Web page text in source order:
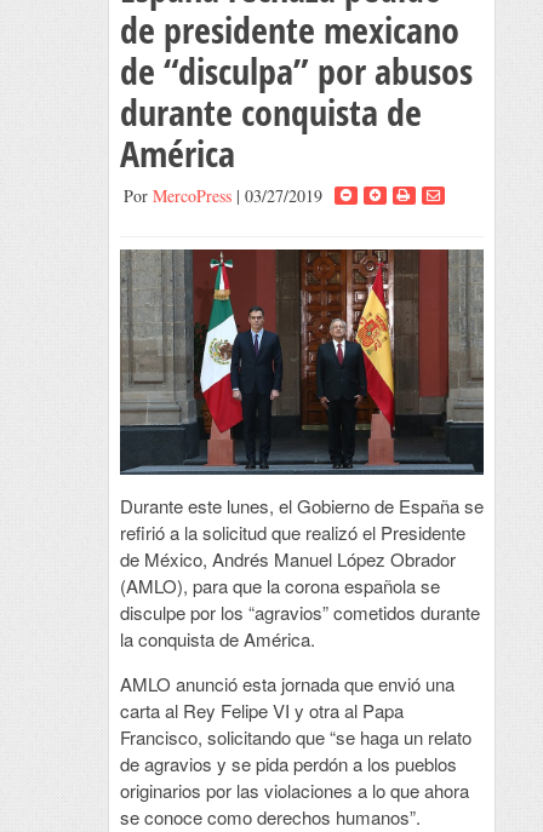
de presidente mexicano
de “disculpa” por abusos
durante conquista de
América
Por MercoPress| 03/27/2019
Durante este lunes, el Gobierno de España se
refirió a la solicitud que realizó el Presidente
de México, Andrés Manuel López Obrador
(AMLO), para que la corona española se
disculpe por los “agravios” cometidos durante
la conquista de América.
AMLO anunció esta jornada que envió una
carta al Rey Felipe VI y otra al Papa
Francisco, solicitando que “se haga un relato
de agravios y se pida perdón a los pueblos
originarios por las violaciones a lo que ahora
se conoce como derechos humanos”.